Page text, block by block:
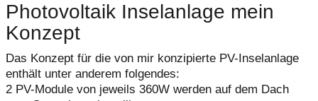
Photovoltaik Inselanlage mein
Konzept
Das Konzept für die von mir konzipierte PV-Inselanlage
enthält unter anderem folgendes:
2 PV-Module von jeweils 360W werden auf dem Dach